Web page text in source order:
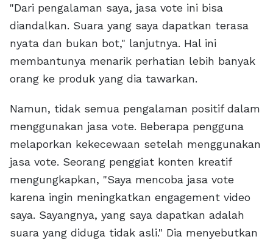
"Dari pengalaman saya, jasa vote ini bisa
diandalkan. Suara yang saya dapatkan terasa
nyata dan bukan bot," lanjutnya. Hal ini
membantunya menarik perhatian lebih banyak
orang ke produk yang dia tawarkan.
Namun, tidak semua pengalaman positif dalam
menggunakan jasa vote. Beberapa pengguna
melaporkan kekecewaan setelah menggunakan
jasa vote. Seorang penggiat konten kreatif
mengungkapkan, "Saya mencoba jasa vote
karena ingin meningkatkan engagement video
saya. Sayangnya, yang saya dapatkan adalah
suara yang diduga tidak asli." Dia menyebutkan